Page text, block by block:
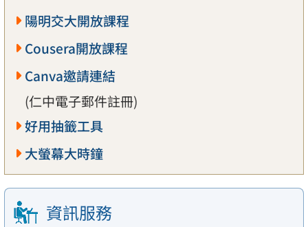
陽明交大開放課程
Cousera開放課程
Canva邀請連結
(仁中電子郵件註冊)
好用抽籤工具
大螢幕大時鐘
資訊服務